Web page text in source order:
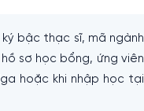
bậc thạc sĩ, mã ngành
hồ sơ học bổng, ứng viên
hoặc khi nhập học tại